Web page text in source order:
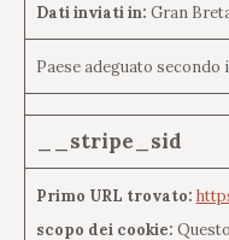
Dati inviati in: Gran
Paese adeguato secondo
__stripe_sid
Primo URL trovato:
scopo dei cookie: